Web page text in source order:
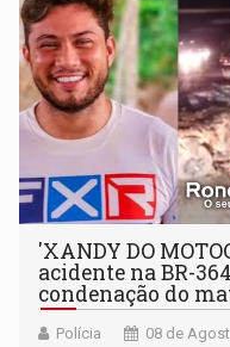
'XANDY DO
acidente na BR-
condenação do
Polícia 08 de